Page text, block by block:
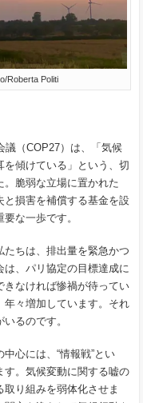
Roberta Politi
議（COP27）は、「気候
傾けている」という、切
脆弱な立場に置かれた
と損害を補償する基金を設
な一歩です。
たちは、排出量を緊急かつ
、パリ協定の目標達成に
きなければ惨禍が待ってい
年々増加しています。それ
るのです。
心には、“情報戦”とい
す。気候変動に関する嘘の
り組みを弱体化させま